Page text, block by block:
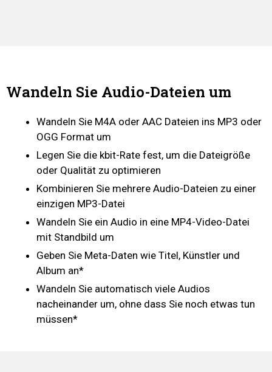
Wandeln Sie Audio-Dateien um
Wandeln Sie M4A oder AAC Dateien ins MP3 oder
OGG Format um
Legen Sie die kbit-Rate fest, um die Dateigröße
oder Qualität zu optimieren
Kombinieren Sie mehrere Audio-Dateien zu einer
einzigen MP3-Datei
Wandeln Sie ein Audio in eine MP4-Video-Datei
mit Standbild um
Geben Sie Meta-Daten wie Titel, Künstler und
Album an*
Wandeln Sie automatisch viele Audios
nacheinander um, ohne dass Sie noch etwas tun
müssen*